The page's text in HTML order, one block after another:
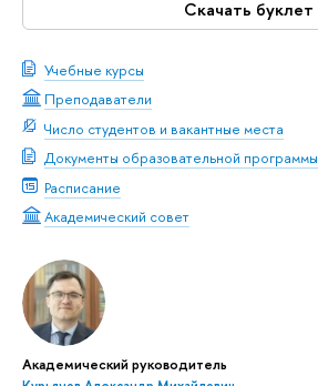
Скачать буклет
Учебные курсы
Преподаватели
Число студентов и вакантные места
Документы образовательной программы
Расписание
Академический совет
Академический руководитель